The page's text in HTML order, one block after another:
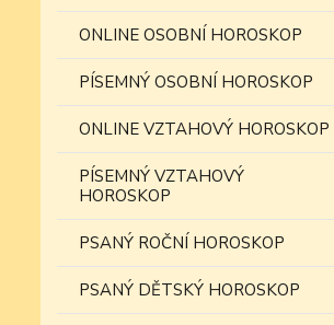
ONLINE OSOBNÍ HOROSKOP
PÍSEMNÝ OSOBNÍ HOROSKOP
ONLINE VZTAHOVÝ HOROSKOP
PÍSEMNÝ VZTAHOVÝ
HOROSKOP
PSANÝ ROČNÍ HOROSKOP
PSANÝ DĚTSKÝ HOROSKOP